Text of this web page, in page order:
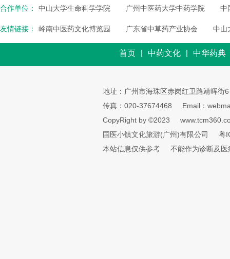
合作单位： 中山大学生命科学学院 广州中医药大学中药学院 中
友情链接： 岭南中医药文化博览园 广东省中草药产业协会 中山
首页 | 中药文化 | 中华药典
地址：广州市海珠区赤岗红卫路靖晖街
传真：020-37674468
Email：
CopyRight by ©2023
国医小镇文化旅游(广州)有限公司
粤
本站信息仅供参考
不能作为诊断及医